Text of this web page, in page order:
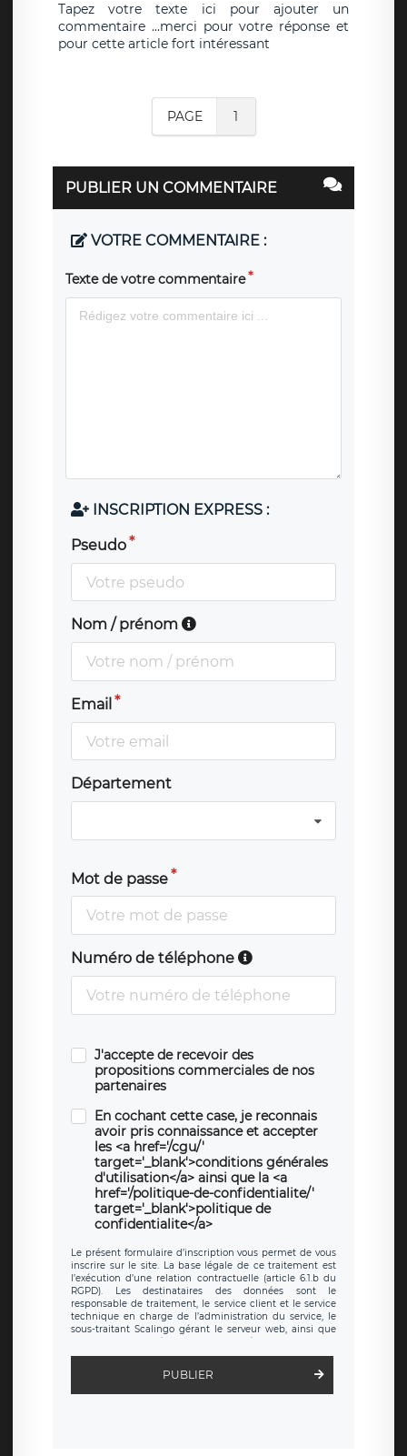
Tapez votre texte ici pour ajouter un
commentaire ...merci pour votre réponse et
pour cette article fort intéressant
PAGE 1
PUBLIER UN COMMENTAIRE
VOTRE COMMENTAIRE :
Texte de votre commentaire
INSCRIPTION EXPRESS :
Pseudo
Nom / prénom
Email
Département
Mot de passe
Numéro de téléphone
J'accepte de recevoir des
propositions commerciales de nos
partenaires
En cochant cette case, je reconnais
avoir pris connaissance et accepter
les <a href='/cgu/'
target='_blank'>conditions générales
d'utilisation</a> ainsi que la <a
href='/politique-de-confidentialite/'
target='_blank'>politique de
confidentialite</a>
Le présent formulaire d’inscription vous permet de vous
inscrire sur le site. La base légale de ce traitement est
l’exécution d’une relation contractuelle (article 6.1.b du
RGPD). Les destinataires des données sont le
responsable de traitement, le service client et le service
technique en charge de l’administration du service, le
sous-traitant Scalingo gérant le serveur web, ainsi que
toute personne légalement autorisée. Le formulaire
d’inscription est hébergé sur un serveur hébergé par
clauses de
protection conformes au RGPD
. Les données collectées
sont conservées jusqu’à ce que l’Internaute en sollicite la
PUBLIER